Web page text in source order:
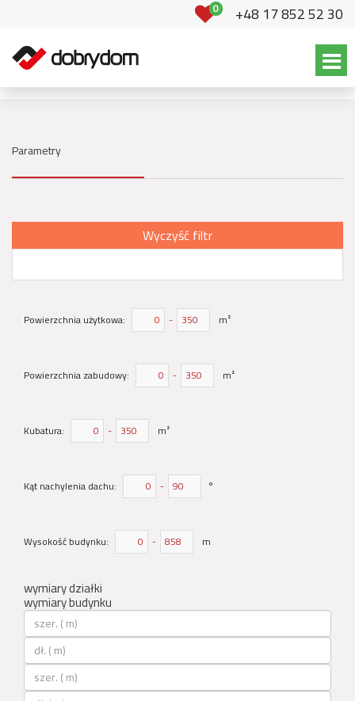
0 +48 17 852 52 30
Parametry
Wyczyść filtr
Powierzchnia użytkowa: - m²
Powierzchnia zabudowy: - m²
Kubatura: - m²
Kąt nachylenia dachu: - °
Wysokość budynku: - m
wymiary działki
wymiary budynku